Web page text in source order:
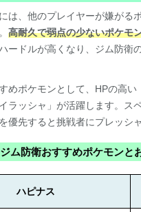
は、他のプレイヤーが嫌がる
高耐久で弱点の少ないポケモ
ードルが高くなり、ジム防衛
めポケモンとして、HPの高い
ラッシャ」が活躍します。ス
優先すると挑戦者にプレッシ
ム防衛おすすめポケモンと
ハピナス